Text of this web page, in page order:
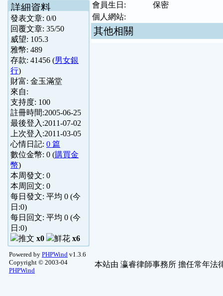
詳細資料
發表文章: 0/0
回覆文章: 35/50
威望: 105.3
雅幣: 489
存款: 41456 (男女銀
行)
財富: 金玉滿堂
來自:
支持度: 100
註冊時間:2005-06-25
最後登入:2011-07-02
上次登入:2011-03-05
心情日記: 0 篇
數位金幣: 0 (購買金
幣)
本周發文: 0
本周回文: 0
每日發文: 平均 0 (今
日:0)
每日回文: 平均 0 (今
日:0)
x0
x6
會員生日:
保密
個人網站:
其他相關
Powered by PHPWind v1.3.6
Copyright © 2003-04
PHPWind
本站由 瀛睿律師事務所 擔任常年法